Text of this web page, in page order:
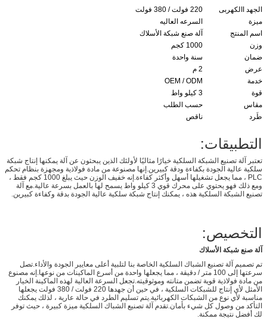
الجهد االكهربى
220 فولت / 380 فولت
ميزة
السرعه العاليه
اسم المنتج
آلة صنع شبكة الأسلاك
وزن
1000 كجم
ضمان
سنة واحدة
عرض
2 م
خدمة
OEM / ODM
قوة
3 كيلو واط
مقاس
حسب الطلب
طَرد
ناقص
التطبيقات:
تعتبر آلة تصنيع الشبكة السلكية خيارًا مثاليًا لأولئك الذين يبحثون عن آلة يمكنها إنتاج شبكة
سلكية عالية الجودة بكفاءة ودقة كبيرين.إنها مصنوعة من مادة فولاذية ومجهزة بنظام تحكم
PLC ، مما يجعل تشغيلها أسهل وأكثر كفاءة.إنه خفيف الوزن حيث يبلغ 1000 كجم فقط ،
ومع ذلك فهو يحتوي على محرك قوي 3 كيلو واط يسمح لها بالعمل بسرعة عالية.مع آلة
تصنيع الشبكة السلكية هذه ، يمكنك إنتاج شبكة سلكية عالية الجودة بدقة وكفاءة كبيرين.
التخصيص:
آلة صنع شبكة الأسلاك
تم تصميم آلة تصنيع الشباك السلكية الخاصة بنا لتلبية أعلى معايير الجودة والأداء.تصل
سرعتها إلى 100 متر / دقيقة ، مما يجعلها واحدة من أسرع الماكينات من نوعها.إنه مصنوع
من مادة فولاذية قوية تضمن متانته وموثوقيته.تجعل السرعة العالية لهذه الماكينة الخيار
الأمثل لأي إنتاج للشبكات السلكية ، في حين أن جهدها 220 فولت / 380 فولت يجعلها
مناسبة لأي نوع من الشبكات الكهربائية.يتم تسليم الطرد في حالة عارية ، لذلك يمكنك
التأكد من وصول كل شيء بأمان.تقدم آلة تصنيع الشباك السلكية ميزة كبيرة ، حيث توفر
لك أفضل نتيجة ممكنة.